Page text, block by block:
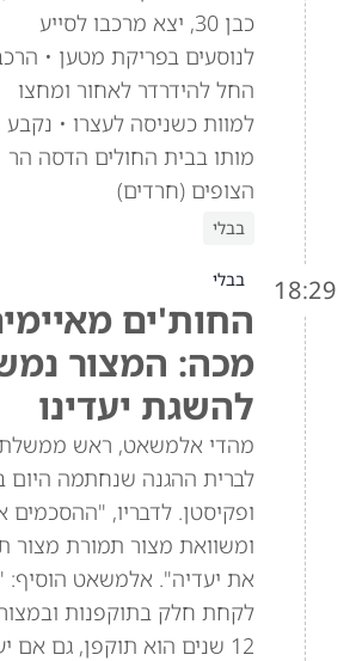
כבן 30, יצא מרכבו לסייע
לנוסעים בפריקת מטען •
החל להידרדר לאחור ומחצו
למוות כשניסה לעצרו • נקבע
מותו בבית החולים הדסה הר
הצופים (חרדים)
בבלי
18:29 בבלי
החות'ים
מכה: המצור
להשגת יעדינו
מהדי אלמשאט, ראש ממשלת
לברית ההגנה שנחתמה היום
ופקיסטן. לדבריו, "ההסכמים
ומשוואת מצור תמורת מצור
את יעדיה". אלמשאט
לקחת חלק בתוקפנות
12 שנים הוא תוקפן, גם אם